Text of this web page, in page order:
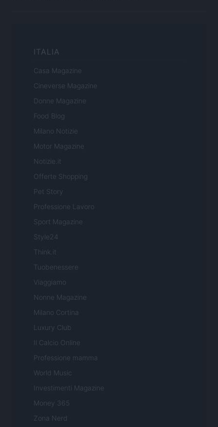
ITALIA
Casa Magazine
Cineverse Magazine
Donne Magazine
Food Blog
Milano Notizie
Motor Magazine
Notizie.it
Offerte Shopping
Pet Story
Professione Lavoro
Sport Magazine
Style24
Think.it
Tuobenessere
Viaggiamo
Nonne Magazine
Milano Cortina
Luxury Club
Il Calcio Online
Professione mamma
World Music
Investimenti Magazine
Money 365
Zona Nerd